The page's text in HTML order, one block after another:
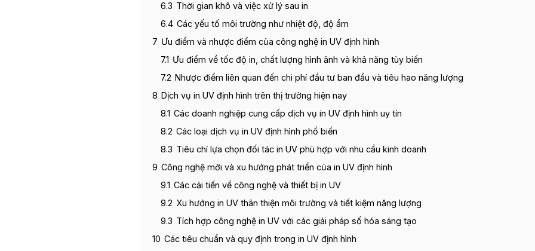
6.3 Thời gian khô và việc xử lý sau in
6.4 Các yếu tố môi trường như nhiệt độ, độ ẩm
7 Ưu điểm và nhược điểm của công nghệ in UV định hình
7.1 Ưu điểm về tốc độ in, chất lượng hình ảnh và khả năng tùy biến
7.2 Nhược điểm liên quan đến chi phí đầu tư ban đầu và tiêu hao năng lượng
8 Dịch vụ in UV định hình trên thị trường hiện nay
8.1 Các doanh nghiệp cung cấp dịch vụ in UV định hình uy tín
8.2 Các loại dịch vụ in UV định hình phổ biến
8.3 Tiêu chí lựa chọn đối tác in UV phù hợp với nhu cầu kinh doanh
9 Công nghệ mới và xu hướng phát triển của in UV định hình
9.1 Các cải tiến về công nghệ và thiết bị in UV
9.2 Xu hướng in UV thân thiện môi trường và tiết kiệm năng lượng
9.3 Tích hợp công nghệ in UV với các giải pháp số hóa sáng tạo
10 Các tiêu chuẩn và quy định trong in UV định hình